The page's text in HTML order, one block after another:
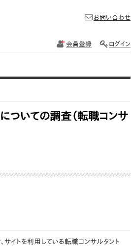
お問い合わせ
会員登録 ログイン
ついての調査（転職コンサ
イトを利用している転職コンサルタント